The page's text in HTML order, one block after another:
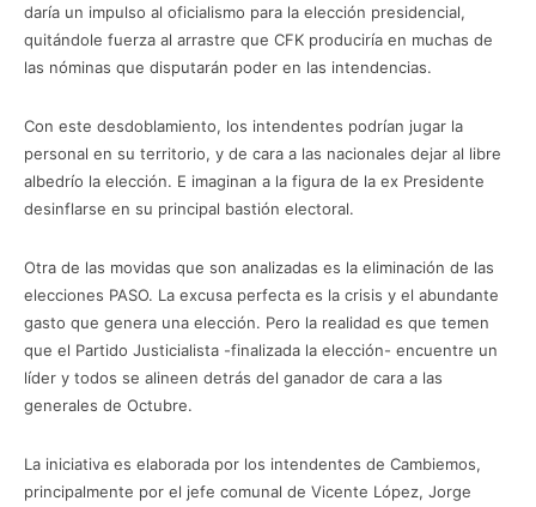
daría un impulso al oficialismo para la elección presidencial,
quitándole fuerza al arrastre que CFK produciría en muchas de
las nóminas que disputarán poder en las intendencias.
Con este desdoblamiento, los intendentes podrían jugar la
personal en su territorio, y de cara a las nacionales dejar al libre
albedrío la elección. E imaginan a la figura de la ex Presidente
desinflarse en su principal bastión electoral.
Otra de las movidas que son analizadas es la eliminación de las
elecciones PASO. La excusa perfecta es la crisis y el abundante
gasto que genera una elección. Pero la realidad es que temen
que el Partido Justicialista -finalizada la elección- encuentre un
líder y todos se alineen detrás del ganador de cara a las
generales de Octubre.
La iniciativa es elaborada por los intendentes de Cambiemos,
principalmente por el jefe comunal de Vicente López, Jorge